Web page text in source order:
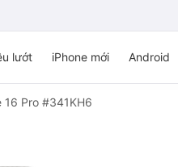
lướt iPhone mới Android
16 Pro #341KH6